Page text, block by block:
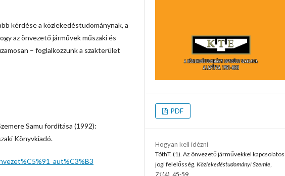
kérdése a közlekedéstudománynak, a
az önvezető járművek műszaki és
– foglalkozzunk a szakterület
Samu fordítása (1992):
Könyvkiadó.
PDF
Hogyan kell idézni
TóthT. (1). Az önvezető járművekkel kapcsolatos
jogi felelősség. Közlekedéstudományi Szemle,
71(4), 45-59.